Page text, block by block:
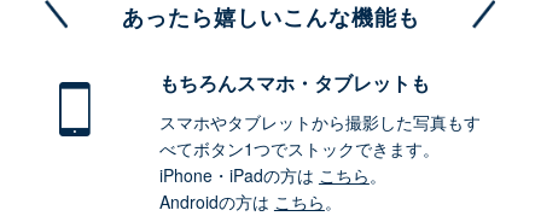
あったら嬉しいこんな機能も
もちろんスマホ・タブレットも
スマホやタブレットから撮影した写真もす
べてボタン1つでストックできます。
iPhone・iPadの方は こちら。
Androidの方は こちら。